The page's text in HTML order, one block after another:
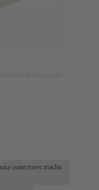
conectores macho